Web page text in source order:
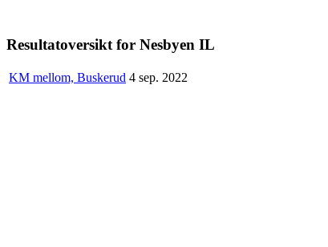
Resultatoversikt for Nesbyen IL
KM mellom, Buskerud 4 sep. 2022